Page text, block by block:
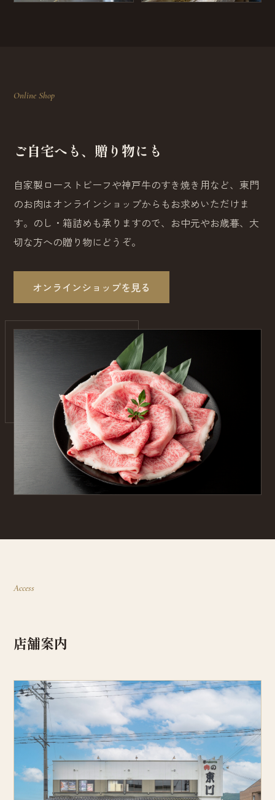
Online Shop
ご自宅へも、贈り物にも
自家製ローストビーフや神戸牛のすき焼き用など、東門
のお肉はオンラインショップからもお求めいただけま
す。のし・箱詰めも承りますので、お中元やお歳暮、大
切な方への贈り物にどうぞ。
オンラインショップを見る
Access
店舗案内